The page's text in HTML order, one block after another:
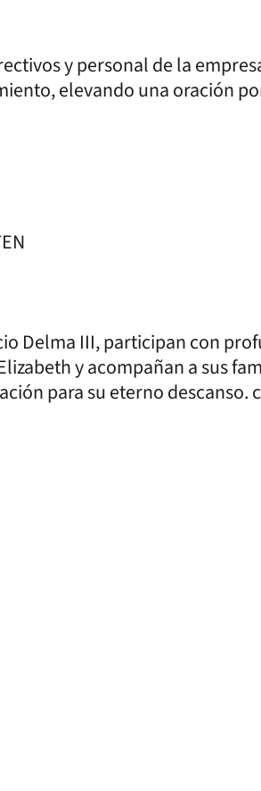
y personal de la
elevando una oración
Delma III, participan con
y acompañan a sus
para su eterno descanso.